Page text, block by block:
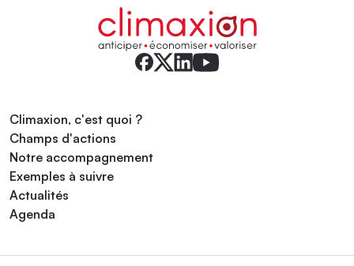
Climaxion, c'est quoi ?
Champs d'actions
Notre accompagnement
Exemples à suivre
Actualités
Agenda